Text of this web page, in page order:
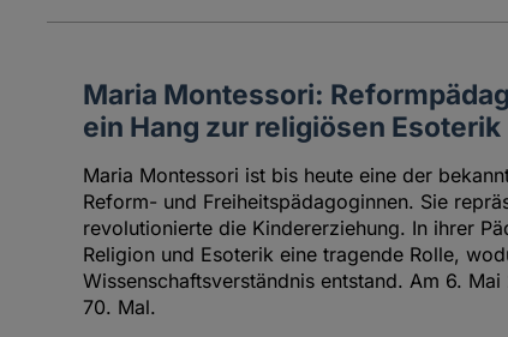
Maria Montessori:
ein Hang zur religiösen Esoterik
Maria Montessori ist bis heute eine der
Reform- und Freiheitspädagoginnen. Sie
revolutionierte die Kindererziehung. In ihrer
Religion und Esoterik eine tragende Rolle,
Wissenschaftsverständnis entstand. Am 6.
70. Mal.